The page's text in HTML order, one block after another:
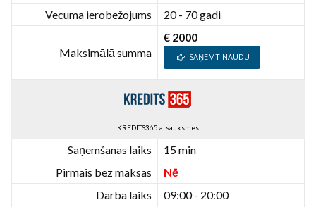
Vecuma ierobežojums
20 - 70 gadi
Maksimālā summa
€ 2000
SAŅEMT NAUDU
KREDITS365 atsauksmes
Saņemšanas laiks
15 min
Pirmais bez maksas
Nē
Darba laiks
09:00 - 20:00